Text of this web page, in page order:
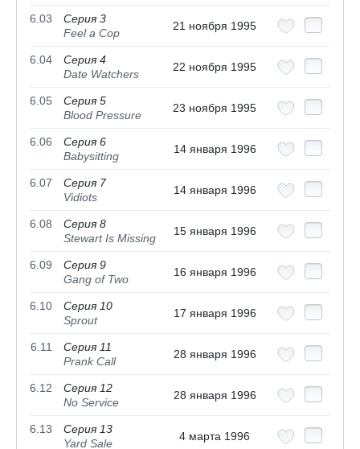
6.03
Серия 3
Feel a Cop
21 ноября 1995
6.04
Серия 4
Date Watchers
22 ноября 1995
6.05
Серия 5
Blood Pressure
23 ноября 1995
6.06
Серия 6
Babysitting
14 января 1996
6.07
Серия 7
Vidiots
14 января 1996
6.08
Серия 8
Stewart Is Missing
15 января 1996
6.09
Серия 9
Gang of Two
16 января 1996
6.10
Серия 10
Sprout
17 января 1996
6.11
Серия 11
Prank Call
28 января 1996
6.12
Серия 12
No Service
28 января 1996
6.13
Серия 13
Yard Sale
4 марта 1996